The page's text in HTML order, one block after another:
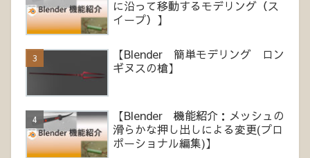
に沿って移動するモデリング（ス
イープ）】
【Blender 簡単モデリング ロン
ギヌスの槍】
【Blender 機能紹介：メッシュの
滑らかな押し出しによる変更(プロ
ポーショナル編集)】